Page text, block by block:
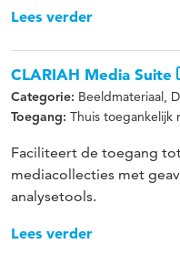
Lees verder
CLARIAH Media Suite
Categorie: Beeldmateriaal,
Toegang: Thuis toegankelijk
Faciliteert de toegang
mediacollecties met
analysetools.
Lees verder